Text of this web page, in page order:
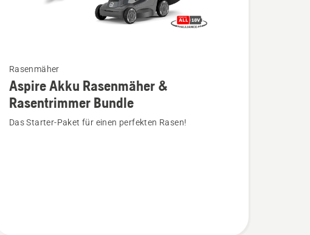
Mehr
Details
Aspire
Rasenmäher
Aspire Akku Rasenmäher &
Rasentrimmer Bundle
Das Starter-Paket für einen perfekten Rasen!